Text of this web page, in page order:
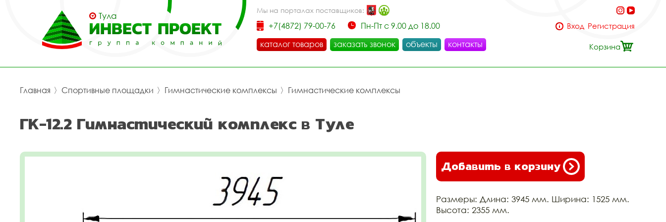
Тула
Мы на порталах поставщиков:
+7(4872) 79-00-76
Пн-Пт с 9.00 до 18.00
каталог товаров
заказать звонок объекты контакты
Вход Регистрация
Корзина
Главная 〉 Спортивные площадки 〉 Гимнастические комплексы 〉 Гимнастические комплексы
ГК-12.2 Гимнастический комплекс в Туле
Добавить в корзину
Размеры: Длина: 3945 мм. Ширина: 1525 мм.
Высота: 2355 мм.